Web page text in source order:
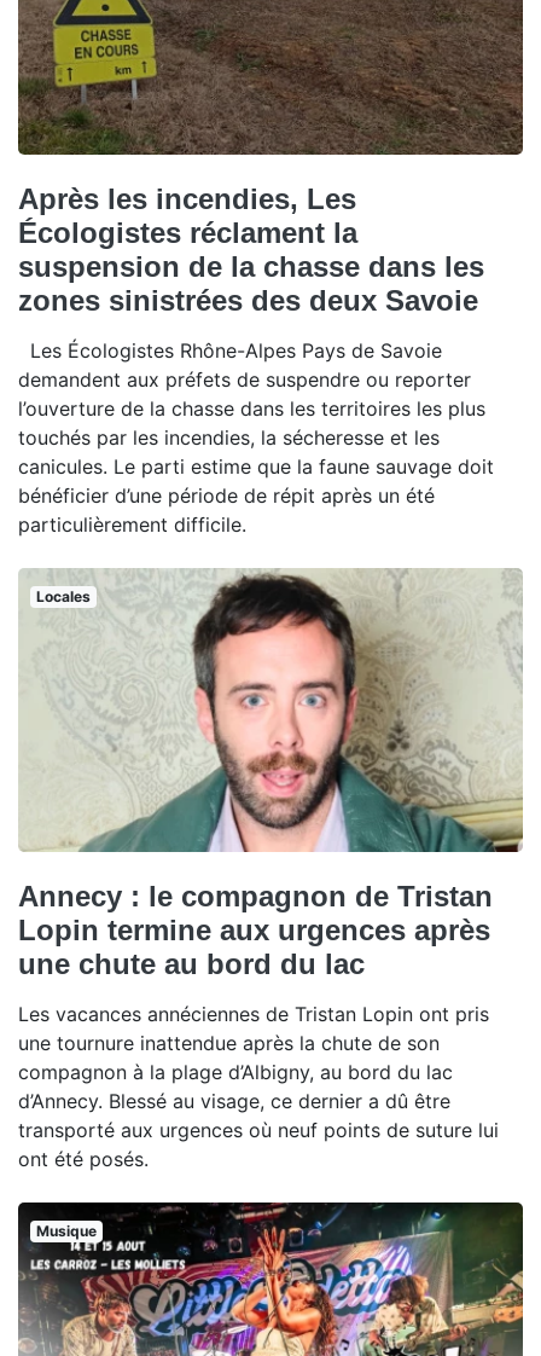
Après les incendies, Les
Écologistes réclament la
suspension de la chasse dans les
zones sinistrées des deux Savoie
Les Écologistes Rhône-Alpes Pays de Savoie
demandent aux préfets de suspendre ou reporter
l’ouverture de la chasse dans les territoires les plus
touchés par les incendies, la sécheresse et les
canicules. Le parti estime que la faune sauvage doit
bénéficier d’une période de répit après un été
particulièrement difficile.
Locales
Annecy : le compagnon de Tristan
Lopin termine aux urgences après
une chute au bord du lac
Les vacances annéciennes de Tristan Lopin ont pris
une tournure inattendue après la chute de son
compagnon à la plage d’Albigny, au bord du lac
d’Annecy. Blessé au visage, ce dernier a dû être
transporté aux urgences où neuf points de suture lui
ont été posés.
Musique